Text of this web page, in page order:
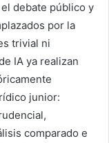
debate público y
por la
trivial ni
IA ya realizan
junior:
comparado e